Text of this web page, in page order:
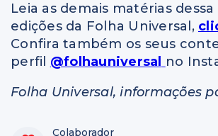
Leia as demais matérias
edições da Folha Universal,
Confira também os seus
perfil @folhauniversal
no
Folha Universal, informações
Colaborador